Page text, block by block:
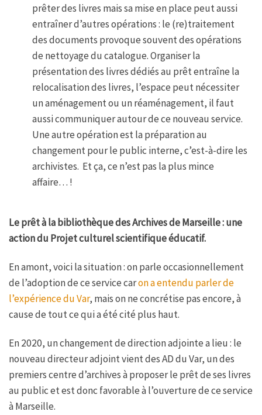
prêter des livres mais sa mise en place peut aussi
entraîner d’autres opérations : le (re)traitement
des documents provoque souvent des opérations
de nettoyage du catalogue. Organiser la
présentation des livres dédiés au prêt entraîne la
relocalisation des livres, l’espace peut nécessiter
un aménagement ou un réaménagement, il faut
aussi communiquer autour de ce nouveau service.
Une autre opération est la préparation au
changement pour le public interne, c’est-à-dire les
archivistes. Et ça, ce n’est pas la plus mince
affaire… !
Le prêt à la bibliothèque des Archives de Marseille : une
action du Projet culturel scientifique éducatif.
En amont, voici la situation : on parle occasionnellement
de l’adoption de ce service caron a entendu parler de
l’expérience du Var, mais on ne concrétise pas encore, à
cause de tout ce qui a été cité plus haut.
En 2020, un changement de direction adjointe a lieu : le
nouveau directeur adjoint vient des AD du Var, un des
premiers centre d’archives à proposer le prêt de ses livres
au public et est donc favorable à l’ouverture de ce service
à Marseille.